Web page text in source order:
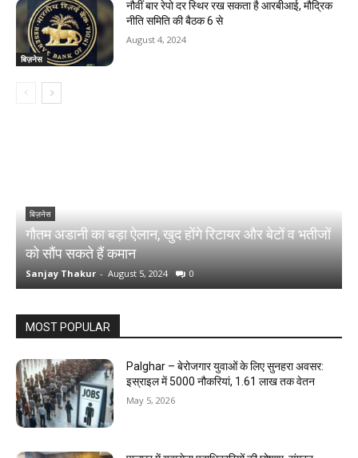
बिज़नेस
नौवीं बार रेपो दर स्थिर रख सकता है आरबीआई, मौद्रिक
नीति समिति की बैठक 6 से
August 4, 2024
बिज़नेस
गौतम अडानी का बड़ा ऐलान, खुद होंगे रिटायर और बेटों व भतीजों
को सौंप सकते हैं कमान
Sanjay Thakur - August 5, 2024 0
MOST POPULAR
Palghar – बेरोजगार युवाओं के लिए सुनहरा अवसर:
इस्राइल में 5000 नौकरियां, ₹1.61 लाख तक वेतन
May 5, 2026